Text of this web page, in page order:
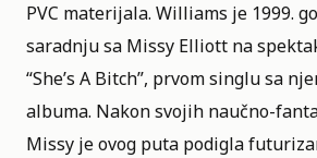
PVC materijala. Williams je 1999.
saradnju sa Missy Elliott na
“She’s A Bitch”, prvom singlu sa
albuma. Nakon svojih naučno-
Missy je ovog puta podigla